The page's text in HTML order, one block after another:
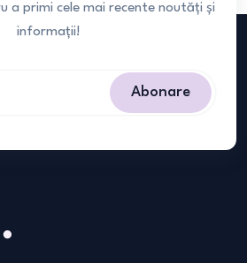
a primi cele mai recente noutăți și
informații!
Abonare